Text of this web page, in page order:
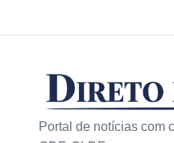
Portal de notícias com